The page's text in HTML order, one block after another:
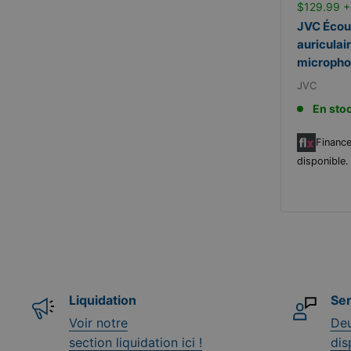
$129.99
JVC
JVC
En
disponible.
Liquidation
Voir notre
section liquidation ici !